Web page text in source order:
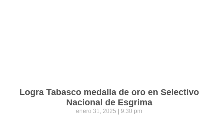
Logra Tabasco medalla de oro en Selectivo
Nacional de Esgrima
enero 31, 2025 9:30 pm